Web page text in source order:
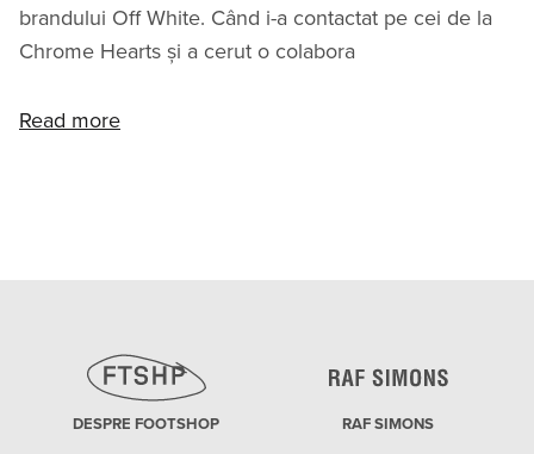
brandului Off White. Când i-a contactat pe cei de la
Chrome Hearts și a cerut o colabora
Read more
DESPRE FOOTSHOP RAF SIMONS